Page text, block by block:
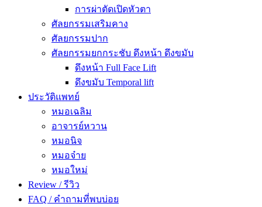
การผ่าตัดเปิดหัวตา
ศัลยกรรมเสริมคาง
ศัลยกรรมปาก
ศัลยกรรมยกกระชับ ดึงหน้า ดึงขมับ
ดึงหน้า Full Face Lift
ดึงขมับ Temporal lift
ประวัติแพทย์
หมอเฉลิม
อาจารย์หวาน
หมอนิจ
หมอจ๋าย
หมอใหม่
Review / รีวิว
FAQ / คำถามที่พบบ่อย